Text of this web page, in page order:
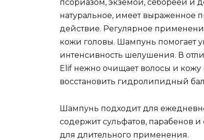
псориазом, экземой, себореей и
натуральное, имеет выраженное
действие. Регулярное
кожи головы. Шампунь помогает
интенсивность шелушения. В
Elif нежно очищает волосы и
восстановить гидролипидный
Шампунь подходит для
содержит сульфатов, парабенов
для длительного применения.